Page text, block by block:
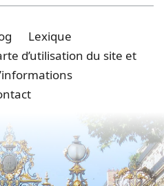
Lexique
d’utilisation du site et